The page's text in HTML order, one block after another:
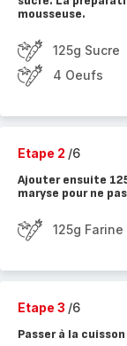
mousseuse.
125g Sucre
4 Oeufs
Etape 2 /6
Ajouter ensuite
maryse pour ne
125g Farine
Etape 3 /6
Passer à la